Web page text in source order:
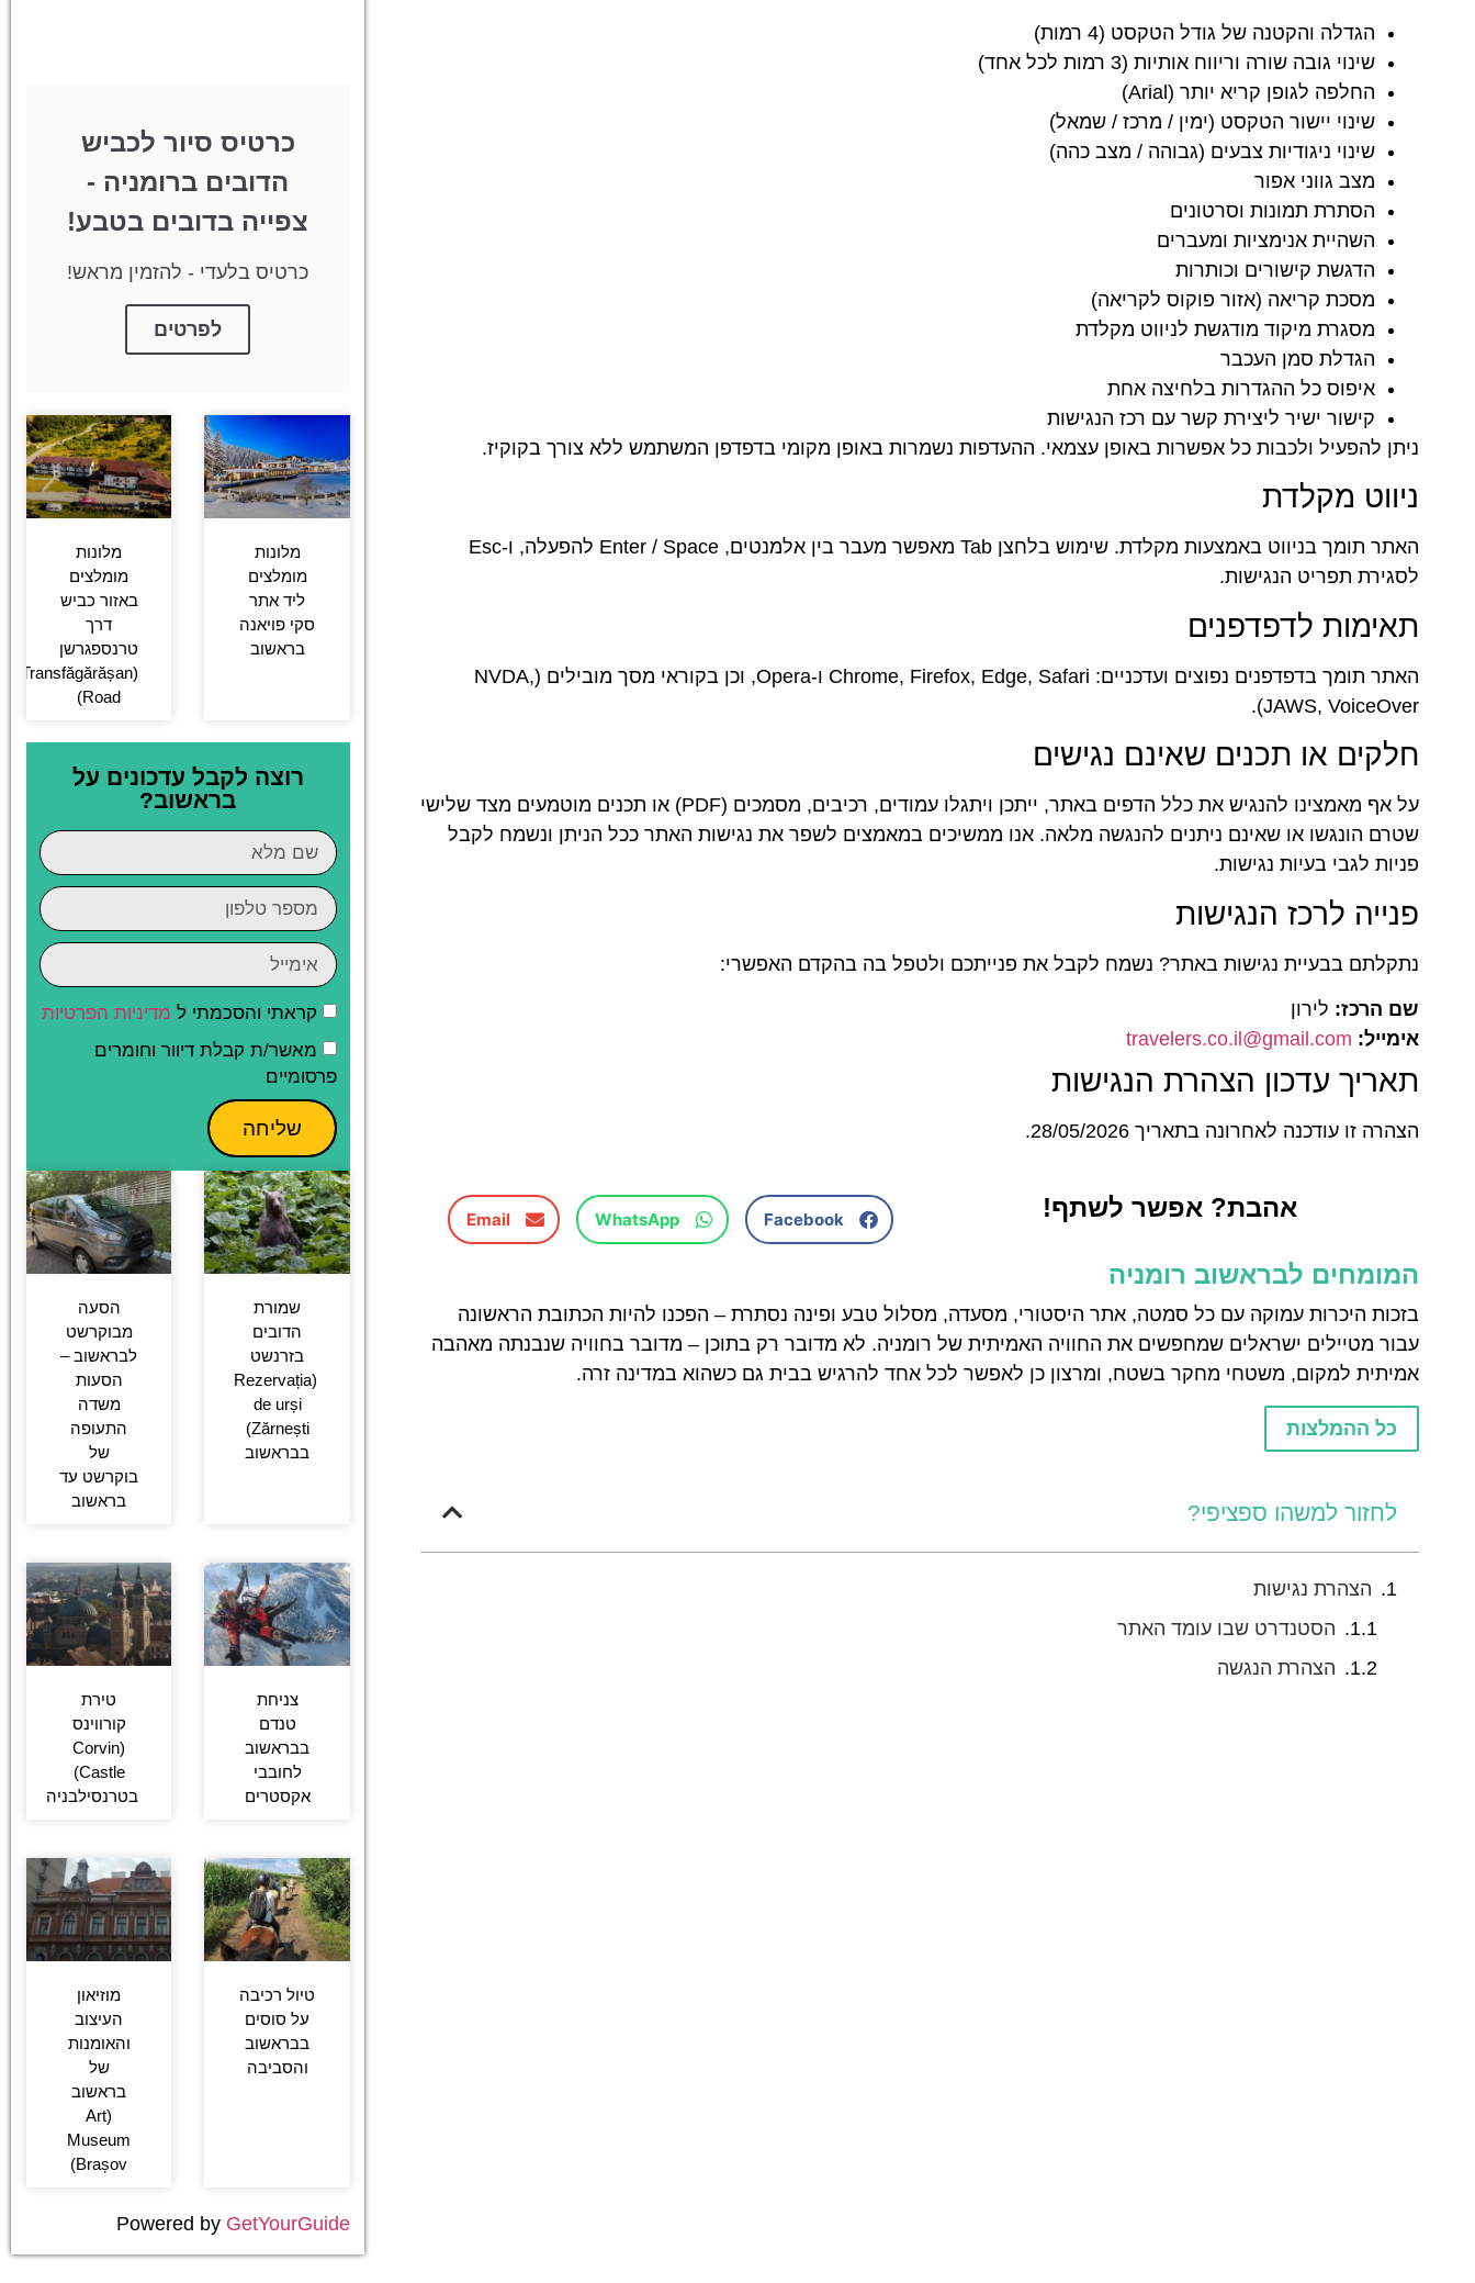
הגדלה והקטנה של גודל הטקסט (4 רמות)
שינוי גובה שורה וריווח אותיות (3 רמות לכל אחד)
החלפה לגופן קריא יותר (Arial)
שינוי יישור הטקסט (ימין / מרכז / שמאל)
שינוי ניגודיות צבעים (גבוהה / מצב כהה)
מצב גווני אפור
הסתרת תמונות וסרטונים
השהיית אנימציות ומעברים
הדגשת קישורים וכותרות
מסכת קריאה (אזור פוקוס לקריאה)
מסגרת מיקוד מודגשת לניווט מקלדת
הגדלת סמן העכבר
איפוס כל ההגדרות בלחיצה אחת
קישור ישיר ליצירת קשר עם רכז הנגישות
ניתן להפעיל ולכבות כל אפשרות באופן עצמאי. ההעדפות נשמרות באופן מקומי בדפדפן המשתמש ללא צורך בקוקיז.
ניווט מקלדת
האתר תומך בניווט באמצעות מקלדת. שימוש בלחצן Tab מאפשר מעבר בין אלמנטים, Enter / Space להפעלה, ו-Esc
לסגירת תפריט הנגישות.
תאימות לדפדפנים
האתר תומך בדפדפנים נפוצים ועדכניים: Chrome, Firefox, Edge, Safari ו-Opera, וכן בקוראי מסך מובילים (NVDA,
JAWS, VoiceOver).
חלקים או תכנים שאינם נגישים
על אף מאמצינו להנגיש את כלל הדפים באתר, ייתכן ויתגלו עמודים, רכיבים, מסמכים (PDF) או תכנים מוטמעים מצד שלישי
שטרם הונגשו או שאינם ניתנים להנגשה מלאה. אנו ממשיכים במאמצים לשפר את נגישות האתר ככל הניתן ונשמח לקבל
פניות לגבי בעיות נגישות.
פנייה לרכז הנגישות
נתקלתם בבעיית נגישות באתר? נשמח לקבל את פנייתכם ולטפל בה בהקדם האפשרי:
שם הרכז: לירון
אימייל: travelers.co.il@gmail.com
תאריך עדכון הצהרת הנגישות
הצהרה זו עודכנה לאחרונה בתאריך 28/05/2026.
אהבת? אפשר לשתף! Facebook
WhatsApp
Email
המומחים לבראשוב רומניה
בזכות היכרות עמוקה עם כל סמטה, אתר היסטורי, מסעדה, מסלול טבע ופינה נסתרת – הפכנו להיות הכתובת הראשונה
עבור מטיילים ישראלים שמחפשים את החוויה האמיתית של רומניה. לא מדובר רק בתוכן – מדובר בחוויה שנבנתה מאהבה
אמיתית למקום, משטחי מחקר בשטח, ומרצון כן לאפשר לכל אחד להרגיש בבית גם כשהוא במדינה זרה.
כל ההמלצות
לחזור למשהו ספציפי?
הצהרת נגישות
הסטנדרט שבו עומד האתר
הצהרת הנגשה
כרטיס סיור לכביש
הדובים ברומניה -
צפייה בדובים בטבע!
כרטיס בלעדי - להזמין מראש!
לפרטים
מלונות
מומלצים
ליד אתר
סקי פויאנה
בראשוב
מלונות
מומלצים
באזור כביש
דרך
טרנספגרשן
(Transfăgărășan
Road)
רוצה לקבל עדכונים על
בראשוב?
קראתי והסכמתי ל מדיניות הפרטיות
מאשר/ת קבלת דיוור וחומרים
פרסומיים
שליחה
שמורת
הדובים
בזרנשט
(Rezervația
de urși
Zărnești)
בבראשוב
הסעה
מבוקרשט
לבראשוב –
הסעות
משדה
התעופה
של
בוקרשט עד
בראשוב
צניחת
טנדם
בבראשוב
לחובבי
אקסטרים
טירת
קורווינס
(Corvin
Castle)
בטרנסילבניה
טיול רכיבה
על סוסים
בבראשוב
והסביבה
מוזיאון
העיצוב
והאומנות
של
בראשוב
(Art
Museum
Brașov)
Powered by GetYourGuide